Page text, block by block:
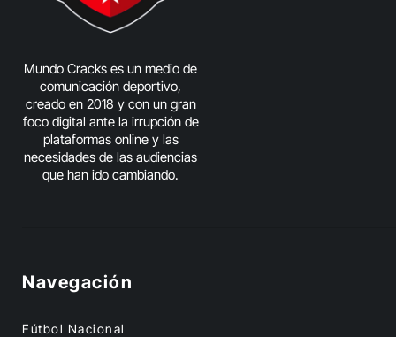
Mundo Cracks es un medio de
comunicación deportivo,
creado en 2018 y con un gran
foco digital ante la irrupción de
plataformas online y las
necesidades de las audiencias
que han ido cambiando.
Navegación
Fútbol Nacional